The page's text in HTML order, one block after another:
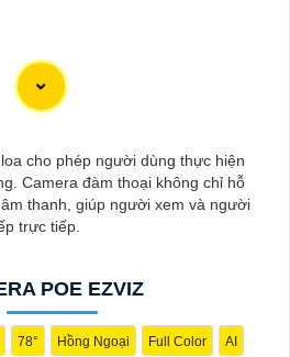
từ giám sát gia đình, văn phòng
xe, quán cà phê, v.v. Camera sẽ
tài sản một cách hiệu quả và tiện
cho phép người dùng thực hiện
Camera đàm thoại không chỉ hỗ
thanh, giúp người xem và người
trực tiếp.
POE EZVIZ
78° Hồng Ngoại Full Color AI